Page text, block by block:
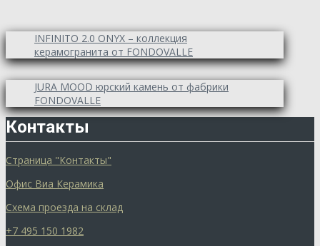
INFINITO 2.0 ONYX – коллекция
керамогранита от FONDOVALLE
JURA MOOD юрский камень от фабрики
FONDOVALLE
Контакты
Страница "Контакты"
Офис Виа Керамика
Схема проезда на склад
+7 495 150 1982